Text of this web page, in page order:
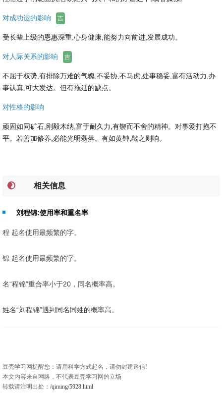
对成功运的影响 吉
受长辈上级的恩惠深重,心身健康,能努力向前进,发展成功。
对人际关系的影响 吉
不屈于权势,有排除万难的气魄,不妥协,不马虎,处事稳妥,富有活动力,办
事认真,可大发达。但有拖延的缺点。
对性格的影响
顽固如同矿石,刚毅木纳,富于耐久力,有锲而不舍的精神。对事爱打抱不
平。若善加修养,必能光明磊落。有如黄钟,敲之则响。
相关信息
刘程锦:使用率和重名率
程 起名使用最频繁的字。
锦 起名使用最频繁的字。
名“程锦”重合率小于20，同名概率高。
姓名“刘程锦”遇到同名同姓的概率高。
豆壳学习网提醒您：请用科学方式起名，请勿封建迷信!
本文内容来自网络，不代表豆壳学习网的立场
转载请注明出处： /qiming/5928.html